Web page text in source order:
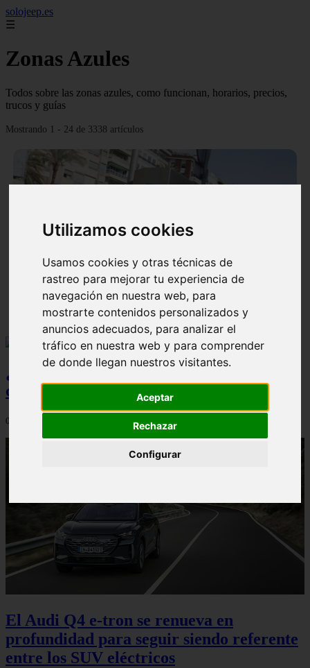
Utilizamos cookies
Usamos cookies y otras técnicas de
rastreo para mejorar tu experiencia de
navegación en nuestra web, para
mostrarte contenidos personalizados y
anuncios adecuados, para analizar el
tráfico en nuestra web y para comprender
de donde llegan nuestros visitantes.
Aceptar
Rechazar
Configurar
solojeep.es
☰
Zonas Azules
Todos sobre las zonas azules, como funcionan, horarios, precios,
trucos y guías
Mostrando 1 - 24 de 3338 artículos
▷ Zona Azul Córdoba 《 Horarios y Tarifas 2024 》
¿Qué Seat Ibiza merece más la pena
comprar?
08/08/2026
El Audi Q4 e-tron se renueva en
profundidad para seguir siendo referente
entre los SUV eléctricos